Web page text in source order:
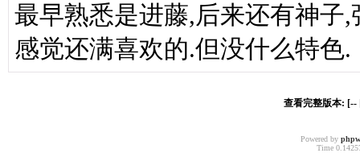
最早熟悉是进藤,后来还有神子
感觉还满喜欢的.但没什么特色.
查看完整版本: [--
Powered by
Time